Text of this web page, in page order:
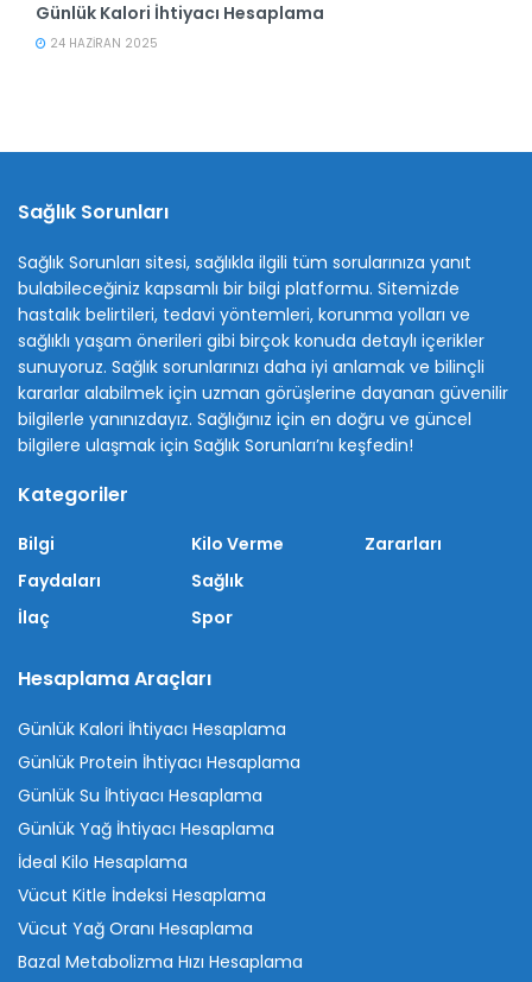
Günlük Kalori İhtiyacı Hesaplama
24 HAZIRAN 2025
Sağlık Sorunları
Sağlık Sorunları sitesi, sağlıkla ilgili tüm sorularınıza yanıt
bulabileceğiniz kapsamlı bir bilgi platformu. Sitemizde
hastalık belirtileri, tedavi yöntemleri, korunma yolları ve
sağlıklı yaşam önerileri gibi birçok konuda detaylı içerikler
sunuyoruz. Sağlık sorunlarınızı daha iyi anlamak ve bilinçli
kararlar alabilmek için uzman görüşlerine dayanan güvenilir
bilgilerle yanınızdayız. Sağlığınız için en doğru ve güncel
bilgilere ulaşmak için Sağlık Sorunları’nı keşfedin!
Kategoriler
Bilgi
Faydaları
İlaç
Kilo Verme
Sağlık
Spor
Zararları
Hesaplama Araçları
Günlük Kalori İhtiyacı Hesaplama
Günlük Protein İhtiyacı Hesaplama
Günlük Su İhtiyacı Hesaplama
Günlük Yağ İhtiyacı Hesaplama
İdeal Kilo Hesaplama
Vücut Kitle İndeksi Hesaplama
Vücut Yağ Oranı Hesaplama
Bazal Metabolizma Hızı Hesaplama